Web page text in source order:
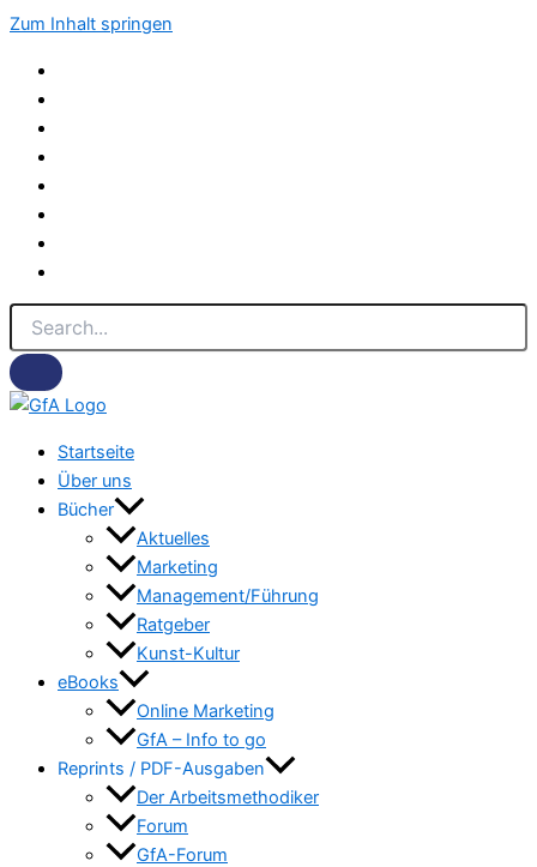
Zum Inhalt springen
Startseite
Über uns
Bücher
Aktuelles
Marketing
Management/Führung
Ratgeber
Kunst-Kultur
eBooks
Online Marketing
GfA – Info to go
Reprints / PDF-Ausgaben
Der Arbeitsmethodiker
Forum
GfA-Forum